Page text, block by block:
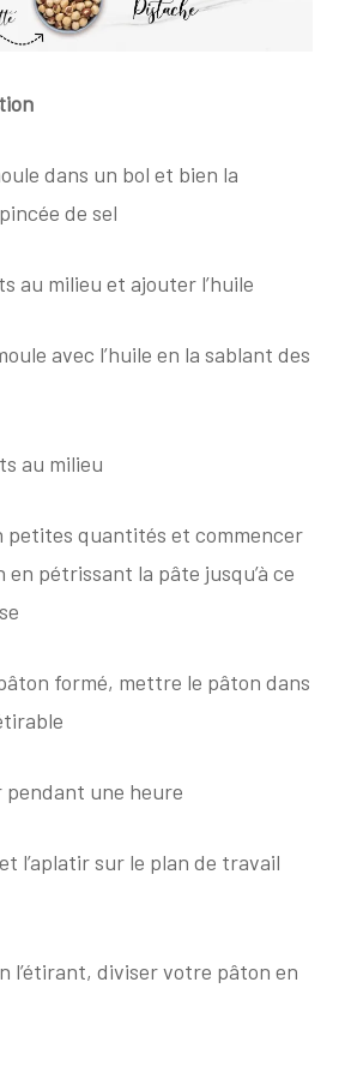
dans un bol et bien la
de sel
au milieu et ajouter l’huile
avec l’huile en la sablant des
au milieu
petites quantités et commencer
pétrissant la pâte jusqu’à ce
formé, mettre le pâton dans
pendant une heure
l’aplatir sur le plan de travail
l’étirant, diviser votre pâton en